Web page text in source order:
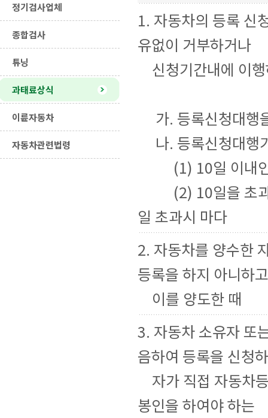
정기검사업체
종합검사
튜닝
과태료상식
이륜자동차
자동차관련법령
1. 자동차의 등록 신
유없이 거부하거나
신청기간내에 이
가. 등록신청대행
나. 등록신청대행
(1) 10일 이내
(2) 10일을 초과
일 초과시 마다
2. 자동차를 양수한
등록을 하지 아니하고
이를 양도한 때
3. 자동차 소유자 또
음하여 등록을 신청
자가 직접 자동차
봉인을 하여야 하는